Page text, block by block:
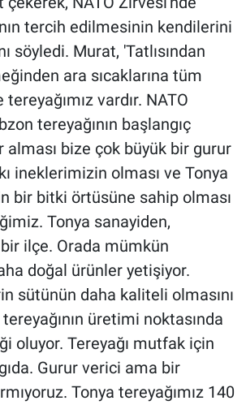
tercih edilmesinin kendilerini
söyledi. Murat, 'Tatlısından
ara sıcaklarına tüm
vardır. NATO
tereyağının başlangıç
alması bize çok büyük bir gurur
ineklerimizin olması ve Tonya
bir bitki örtüsüne sahip olması
Tonya sanayiden,
ilçe. Orada mümkün
doğal ürünler yetişiyor.
sütünün daha kaliteli olmasını
üretimi noktasında
oluyor. Tereyağı mutfak için
Gurur verici ama bir
Tonya tereyağımız 140